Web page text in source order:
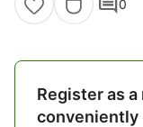
0
Register as
conveniently